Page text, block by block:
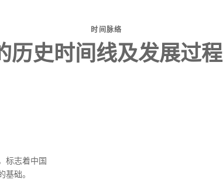
时间脉络
历史时间线及发展过程
标志着中国
础。